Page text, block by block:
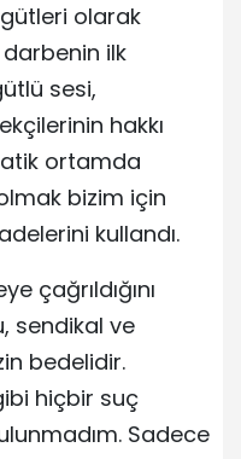
olarak
ilk
sesi,
hakkı
ortamda
bizim için
kullandı.
çağrıldığını
sendikal ve
bedelidir.
hiçbir suç
Sadece